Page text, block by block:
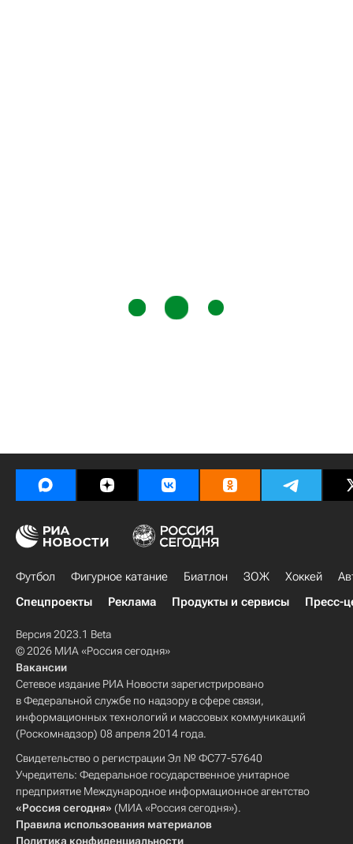
Футбол Фигурное катание Биатлон ЗОЖ Хоккей
Спецпроекты
Реклама Продукты и сервисы Пресс-
Версия 2023.1 Beta
© 2026 МИА «Россия сегодня»
Вакансии
Сетевое издание РИА Новости зарегистрировано
в Федеральной службе по надзору в сфере связи,
информационных технологий и массовых коммуникаций
(Роскомнадзор) 08 апреля 2014 года.
Свидетельство о регистрации Эл № ФС77-57640
Учредитель: Федеральное государственное унитарное
предприятие Международное информационное агентство
«Россия сегодня» (МИА «Россия сегодня»).
Правила использования материалов
Политика конфиденциальности